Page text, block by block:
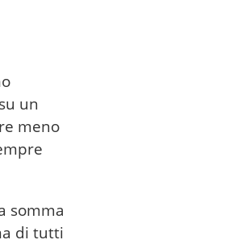
un
meno
somma
di tutti